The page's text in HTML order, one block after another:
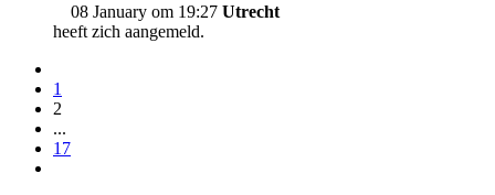
08 January om 19:27 Utrecht
heeft zich aangemeld.
1
2
...
17